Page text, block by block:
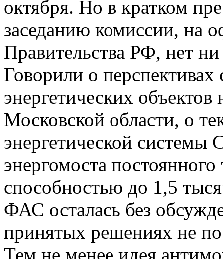
октября. Но в кратком
заседанию комиссии, на
Правительства РФ, нет
Говорили о
энергетических
Московской области, о
энергетической системы
энергомоста
способностью до 1,5
ФАС осталась без
принятых решениях не
Тем не менее идея